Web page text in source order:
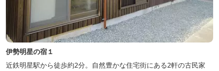
伊勢明星の宿１
近鉄明星駅から徒歩約2分。自然豊かな住宅街にある2軒の古民家